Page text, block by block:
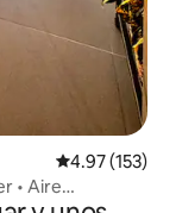
Calificación
4.97 (153)
• Aire